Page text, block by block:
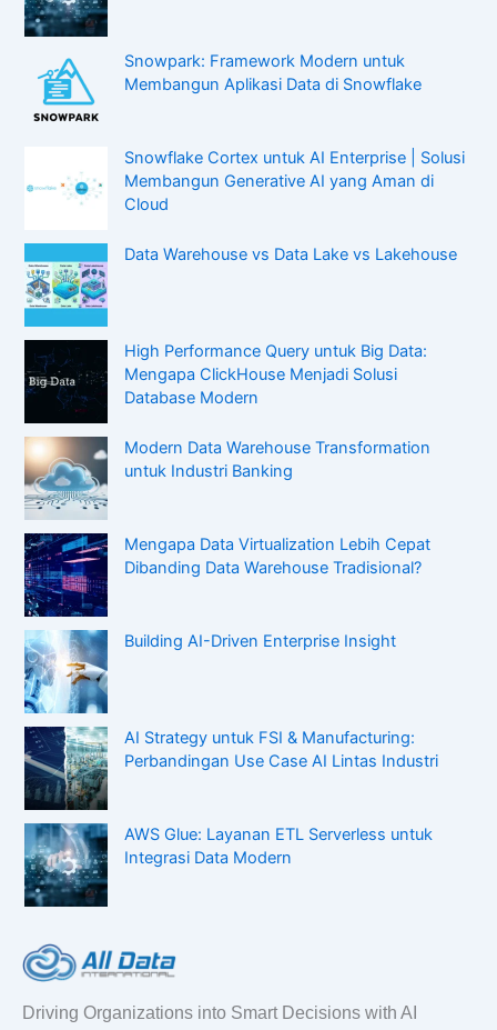
Snowpark: Framework Modern untuk
Membangun Aplikasi Data di Snowflake
Snowflake Cortex untuk AI Enterprise | Solusi
Membangun Generative AI yang Aman di
Cloud
Data Warehouse vs Data Lake vs Lakehouse
High Performance Query untuk Big Data:
Mengapa ClickHouse Menjadi Solusi
Database Modern
Modern Data Warehouse Transformation
untuk Industri Banking
Mengapa Data Virtualization Lebih Cepat
Dibanding Data Warehouse Tradisional?
Building AI-Driven Enterprise Insight
AI Strategy untuk FSI & Manufacturing:
Perbandingan Use Case AI Lintas Industri
AWS Glue: Layanan ETL Serverless untuk
Integrasi Data Modern
Driving Organizations into Smart Decisions with AI